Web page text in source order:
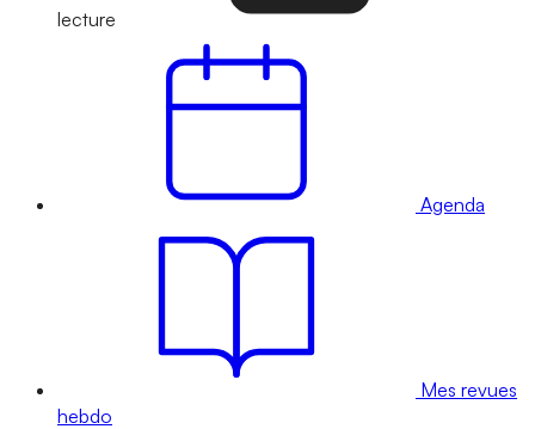
lecture
Agenda
Mes revues
hebdo